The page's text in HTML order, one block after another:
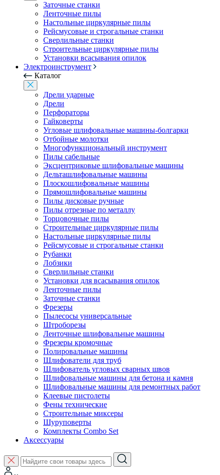
Заточные станки
Ленточные пилы
Настольные циркулярные пилы
Рейсмусовые и строгальные станки
Сверлильные станки
Строительные циркулярные пилы
Установки всасывания опилок
Электроинструмент
Каталог
Дрели ударные
Дрели
Перфораторы
Гайковерты
Угловые шлифовальные машины-болгарки
Отбойные молотки
Многофункциональный инструмент
Пилы сабельные
Эксцентриковые шлифовальные машины
Дельташлифовальные машины
Плоскошлифовальные машины
Прямошлифовальные машины
Пилы дисковые ручные
Пилы отрезные по металлу
Торцовочные пилы
Строительные циркулярные пилы
Настольные циркулярные пилы
Рейсмусовые и строгальные станки
Рубанки
Лобзики
Сверлильные станки
Установки для всасывания опилок
Ленточные пилы
Заточные станки
Фрезеры
Пылесосы универсальные
Штроборезы
Ленточные шлифовальные машины
Фрезеры кромочные
Полировальные машины
Шлифователи для труб
Шлифователь угловых сварных швов
Шлифовальные машины для бетона и камня
Шлифовальные машины для ремонтных работ
Клеевые пистолеты
Фены технические
Строительные миксеры
Шуруповерты
Комплекты Combo Set
Аксессуары